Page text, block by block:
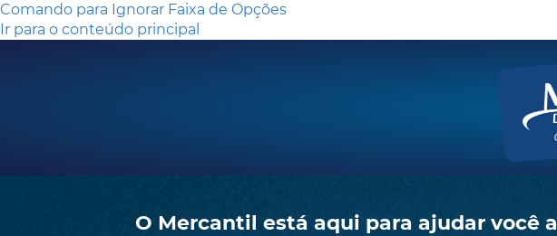
Comando para Ignorar Faixa de Opções
Ir para o conteúdo principal
O Mercantil está aqui para ajudar você a